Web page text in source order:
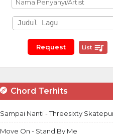
List
Chord Terhits
Sampai Nanti - Threesixty
Move On - Stand By Me